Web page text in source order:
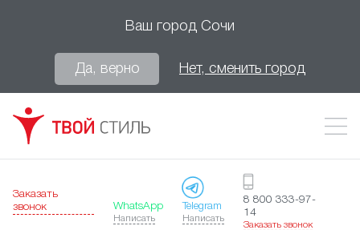
Ваш город Сочи
Да, верно Нет, сменить город
Заказать
звонок
WhatsApp
Написать
Telegram
Написать
8 800 333-97-
14
Заказать звонок